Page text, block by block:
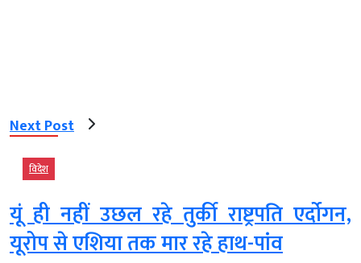
Next Post
विदेश
यूं ही नहीं उछल रहे तुर्की राष्ट्रपति एर्दोगन,
यूरोप से एशिया तक मार रहे हाथ-पांव